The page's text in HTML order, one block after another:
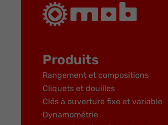
Produits
Rangement et compositions
Cliquets et douilles
Clés à ouverture fixe et variable
Dynamométrie